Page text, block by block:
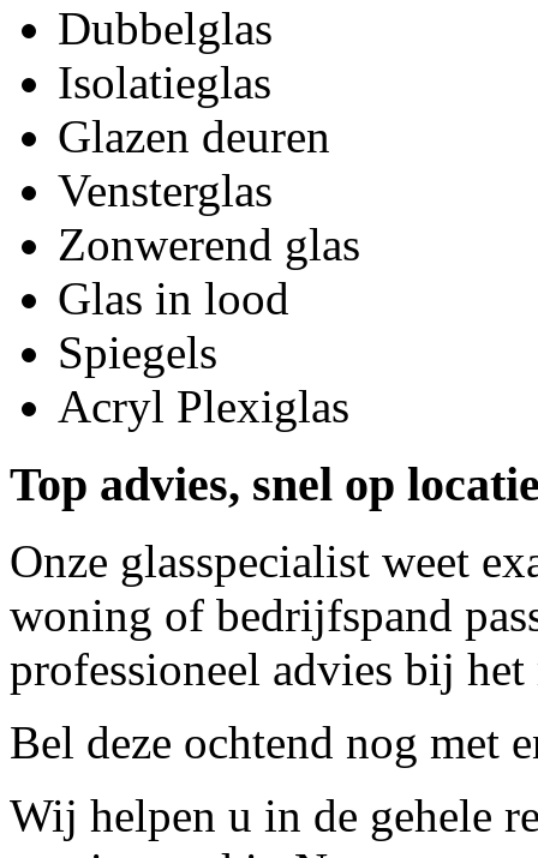
Dubbelglas
Isolatieglas
Glazen deuren
Vensterglas
Zonwerend glas
Glas in lood
Spiegels
Acryl Plexiglas
Top advies, snel op
Onze glasspecialist weet
woning of bedrijfspand
professioneel advies bij
Bel deze ochtend nog met
Wij helpen u in de gehele